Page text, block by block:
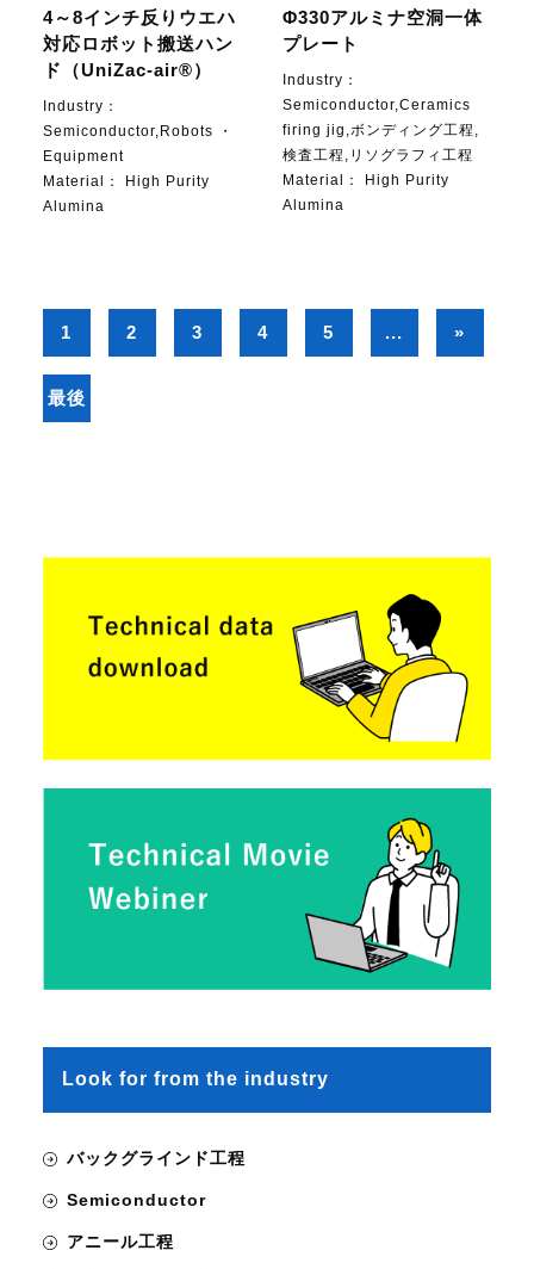
4～8インチ反りウエハ
対応ロボット搬送ハン
ド（UniZac-air®）
Industry：
Semiconductor,Robots ・
Equipment
Material： High Purity
Alumina
Φ330アルミナ空洞一体
プレート
Industry：
Semiconductor,Ceramics
firing jig,ボンディング工程,
検査工程,リソグラフィ工程
Material： High Purity
Alumina
1 2 3 4 5 ... »
最後
Look for from the industry
バックグラインド工程
Semiconductor
アニール工程